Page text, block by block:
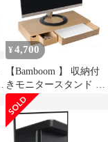
¥ 4,700
【Bamboom 】 収納付
きモニタースタンド 竹
製 A4用紙収納 文房具
収納 デスク上収納 サス
テナブル素材 汚れにく
い おしゃれ